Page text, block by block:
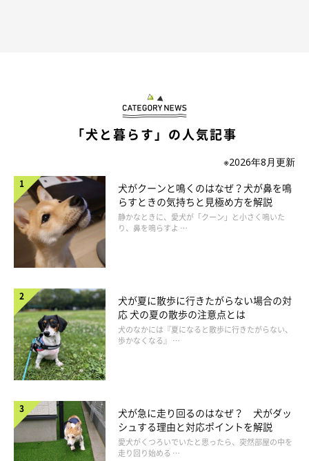
「犬と暮らす」の人気記事
※2026年8月更新
犬がクーンと鳴くのはなぜ？犬が鼻を鳴
らすときの気持ちと見極め方を解説
静かなときに、愛犬が「クーン」と小さく鳴いた
り、鼻を鳴らすよ …
犬が夏に散歩に行きたがらない場合の対
応 犬の夏の散歩の注意点とは
犬のなかには『夏になると散歩に行きたがらない、
歩かなくなる』 …
犬が急に走り回るのはなぜ？ 犬がダッ
シュする理由と対応ポイントを解説
愛犬がくつろいでいたと思ったら、突然部屋の中を
走り回り始める …